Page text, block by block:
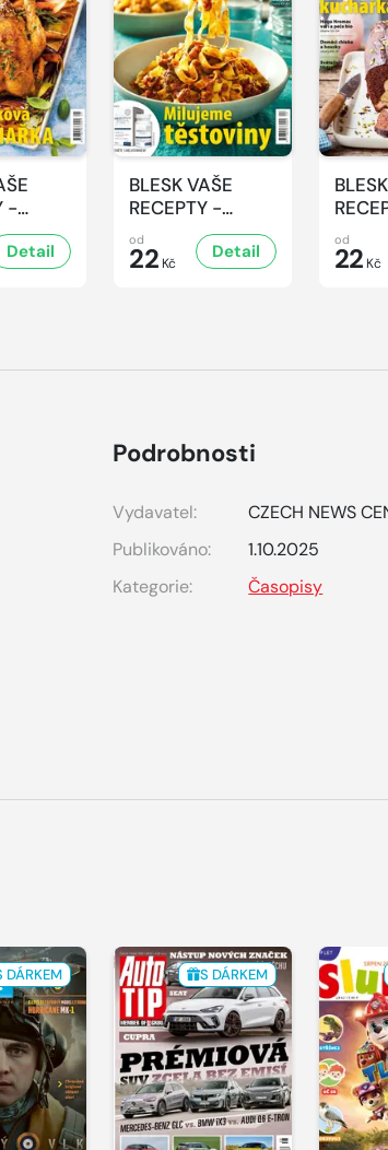
-
Detail
BLESK VAŠE
RECEPTY -
4/2026
od
22 Kč
Detail
3/2026
od
22 Kč
Podrobnosti
Vydavatel:
CZECH NEWS
Publikováno:
1.10.2025
Kategorie:
Časopisy
DÁRKEM S DÁRKEM